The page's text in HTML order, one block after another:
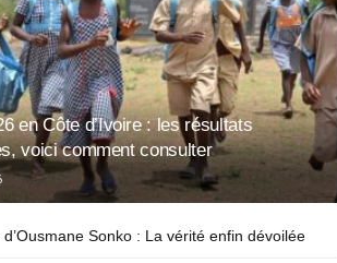
en Côte d’Ivoire : les résultats
voici comment consulter
Sonko : La vérité enfin dévoilée